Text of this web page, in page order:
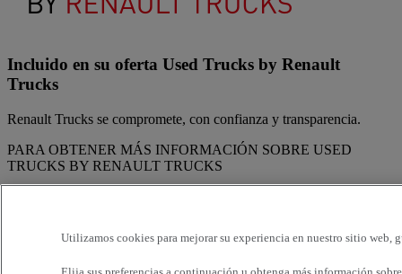
Incluido en su oferta Used Trucks by Renault
Trucks
Renault Trucks se compromete, con confianza y transparencia.
PARA OBTENER MÁS INFORMACIÓN SOBRE USED
TRUCKS BY RENAULT TRUCKS
instrucciones del fabricante y usando recambios originales: es
Utilizamos cookies para mejorar su experiencia en nuestro sitio web,